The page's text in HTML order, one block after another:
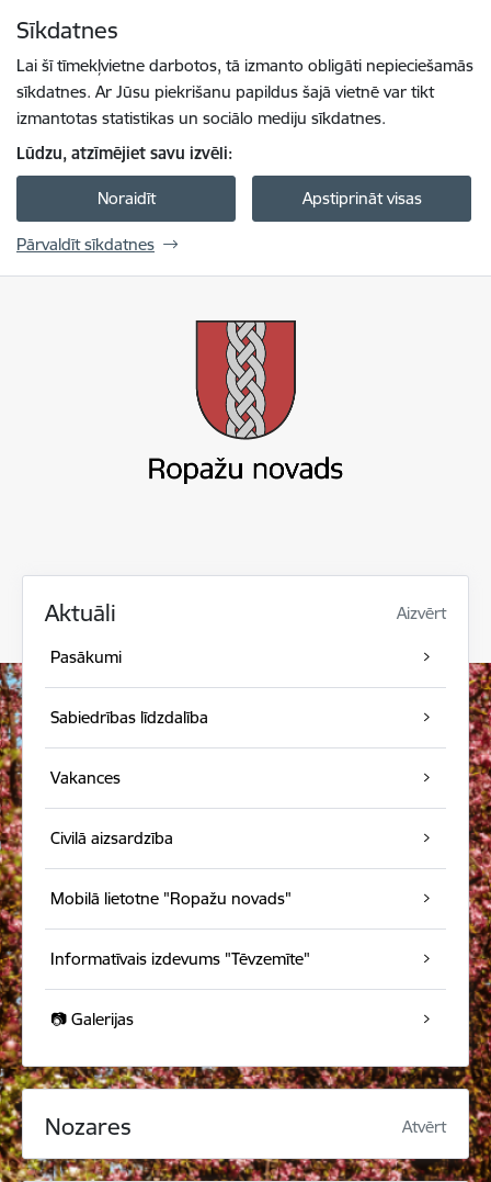
Sīkdatnes
Lai šī tīmekļvietne darbotos, tā izmanto obligāti nepieciešamās
sīkdatnes. Ar Jūsu piekrišanu papildus šajā vietnē var tikt
izmantotas statistikas un sociālo mediju sīkdatnes.
Lūdzu, atzīmējiet savu izvēli:
Noraidīt Apstiprināt visas
Pārvaldīt sīkdatnes
Aktuāli Aizvērt
Pasākumi
Sabiedrības līdzdalība
Vakances
Civilā aizsardzība
Mobilā lietotne "Ropažu novads"
Informatīvais izdevums "Tēvzemīte"
📷 Galerijas
Nozares Atvērt